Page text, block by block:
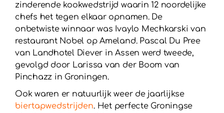
zinderende kookwedstrijd waarin 12 noordelijke
chefs het tegen elkaar opnamen. De
onbetwiste winnaar was Ivaylo Mechkarski van
restaurant Nobel op Ameland. Pascal Du Pree
van Landhotel Diever in Assen werd tweede,
gevolgd door Larissa van der Boom van
Pinchazz in Groningen.
Ook waren er natuurlijk weer de jaarlijkse
biertapwedstrijden. Het perfecte Groningse